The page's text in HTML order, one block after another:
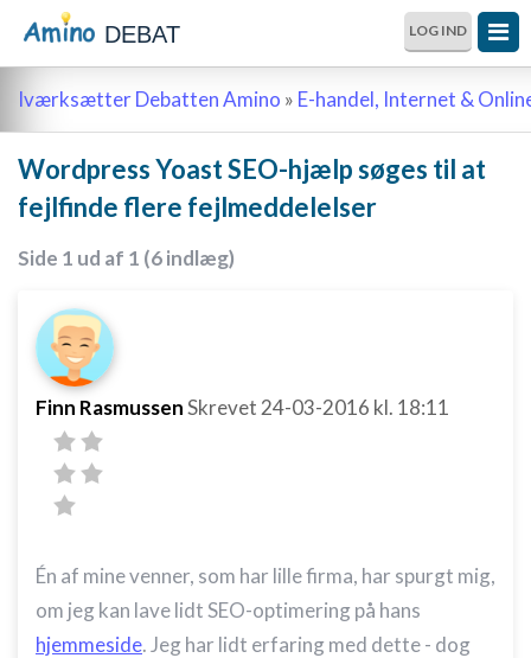
DEBAT LOG IND
Iværksætter Debatten Amino » E-handel, Internet &
Wordpress Yoast SEO-hjælp søges til at
fejlfinde flere fejlmeddelelser
Side 1 ud af 1 (6 indlæg)
Finn RasmussenSkrevet 24-03-2016 kl. 18:11
Én af mine venner, som har lille firma, har spurgt mig,
om jeg kan lave lidt SEO-optimering på hans
hjemmeside. Jeg har lidt erfaring med dette - dog